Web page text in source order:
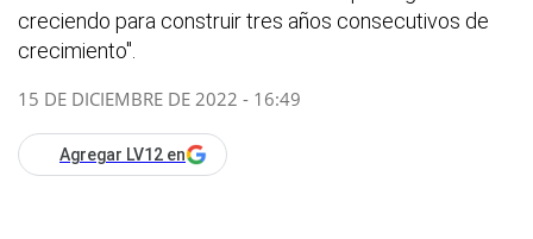
creciendo para construir tres años consecutivos de
crecimiento".
15 DE DICIEMBRE DE 2022 - 16:49
Agregar LV12 en